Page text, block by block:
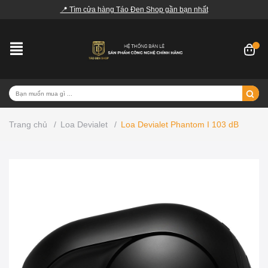
📍 Tìm cửa hàng Táo Đen Shop gần bạn nhất
Trang chủ / Loa Devialet / Loa Devialet Phantom I 103 dB